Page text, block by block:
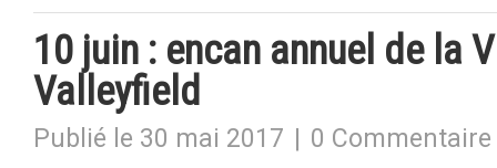
10 juin : encan annuel de la
Valleyfield
Publié le 30 mai 2017 0 Commentaire